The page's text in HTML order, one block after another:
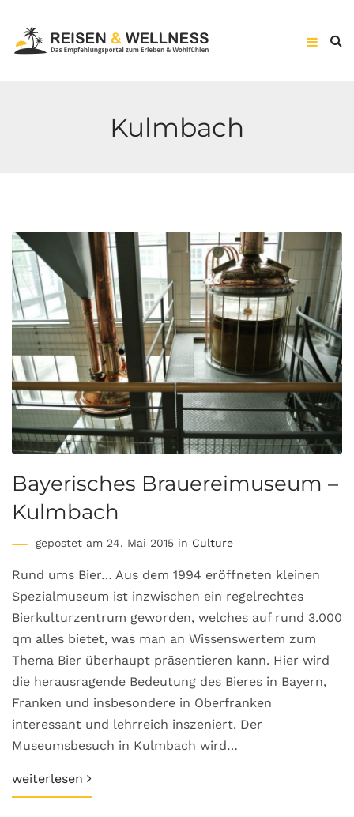
Kulmbach
Bayerisches Brauereimuseum –
Kulmbach
gepostet am 24. Mai 2015 in Culture
Rund ums Bier… Aus dem 1994 eröffneten kleinen
Spezialmuseum ist inzwischen ein regelrechtes
Bierkulturzentrum geworden, welches auf rund 3.000
qm alles bietet, was man an Wissenswertem zum
Thema Bier überhaupt präsentieren kann. Hier wird
die herausragende Bedeutung des Bieres in Bayern,
Franken und insbesondere in Oberfranken
interessant und lehrreich inszeniert. Der
Museumsbesuch in Kulmbach wird…
weiterlesen